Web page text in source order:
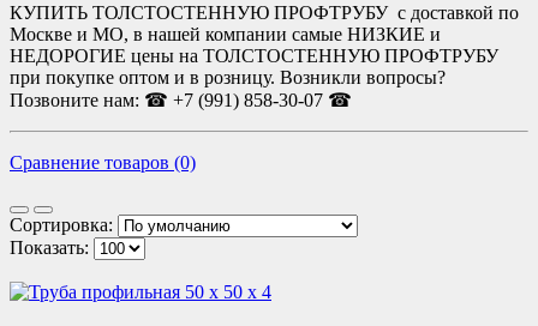
КУПИТЬ ТОЛСТОСТЕННУЮ ПРОФТРУБУ с доставкой по
Москве и МО, в нашей компании самые НИЗКИЕ и
НЕДОРОГИЕ цены на ТОЛСТОСТЕННУЮ ПРОФТРУБУ
при покупке оптом и в розницу. Возникли вопросы?
Позвоните нам: ☎ +7 (991) 858-30-07 ☎
Сравнение товаров (0)
Сортировка:
Показать: